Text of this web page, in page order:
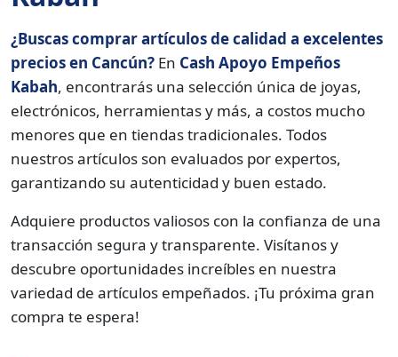
¿Buscas comprar artículos de calidad a excelentes
precios en Cancún? En Cash Apoyo Empeños
Kabah, encontrarás una selección única de joyas,
electrónicos, herramientas y más, a costos mucho
menores que en tiendas tradicionales. Todos
nuestros artículos son evaluados por expertos,
garantizando su autenticidad y buen estado.
Adquiere productos valiosos con la confianza de una
transacción segura y transparente. Visítanos y
descubre oportunidades increíbles en nuestra
variedad de artículos empeñados. ¡Tu próxima gran
compra te espera!